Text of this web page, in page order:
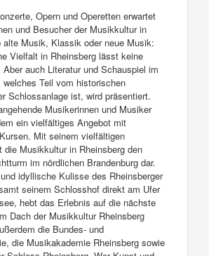
Opern und Operetten erwartet
und Besucher der Musikkultur in
alte Musik, Klassik oder neue Musik:
Vielfalt in Rheinsberg lässt keine
auch Literatur und Schauspiel im
Teil vom historischen
Schlossanlage ist, wird präsentiert.
Musikerinnen und Musiker
ein vielfältiges Angebot mit
Mit seinem vielfältigen
die Musikkultur in Rheinsberg den
im nördlichen Brandenburg dar.
idyllische Kulisse des Rheinsberger
seinem Schlosshof direkt am Ufer
hebt das Erlebnis auf die nächste
Dach der Musikkultur Rheinsberg
die Bundes- und
die Musikakademie Rheinsberg sowie